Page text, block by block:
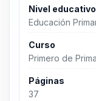
Nivel educativo
Educación
Curso
Primero de
Páginas
37